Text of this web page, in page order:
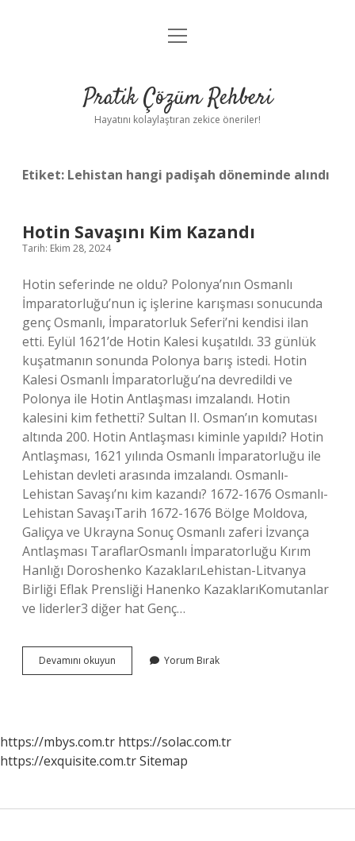
Anasayfa
Yasal Uyarı
menüyü
Pratik Çözüm Rehberi
Hayatını kolaylaştıran zekice öneriler!
Etiket: Lehistan hangi padişah döneminde alındı
Hotin Savaşını Kim Kazandı
Tarih: Ekim 28, 2024
Hotin seferinde ne oldu? Polonya’nın Osmanlı
İmparatorluğu’nun iç işlerine karışması sonucunda
genç Osmanlı, İmparatorluk Seferi’ni kendisi ilan
etti. Eylül 1621’de Hotin Kalesi kuşatıldı. 33 günlük
kuşatmanın sonunda Polonya barış istedi. Hotin
Kalesi Osmanlı İmparatorluğu’na devredildi ve
Polonya ile Hotin Antlaşması imzalandı. Hotin
kalesini kim fethetti? Sultan II. Osman’ın komutası
altında 200. Hotin Antlaşması kiminle yapıldı? Hotin
Antlaşması, 1621 yılında Osmanlı İmparatorluğu ile
Lehistan devleti arasında imzalandı. Osmanlı-
Lehistan Savaşı’nı kim kazandı? 1672-1676 Osmanlı-
Lehistan SavaşıTarih 1672-1676 Bölge Moldova,
Galiçya ve Ukrayna Sonuç Osmanlı zaferi İzvança
Antlaşması TaraflarOsmanlı İmparatorluğu Kırım
Hanlığı Doroshenko KazaklarıLehistan-Litvanya
Birliği Eflak Prensliği Hanenko KazaklarıKomutanlar
ve liderler3 diğer hat Genç…
Devamını okuyun
Savaşını
Yorum Bırak
https://mbys.com.tr https://solac.com.tr
https://exquisite.com.trSitemap